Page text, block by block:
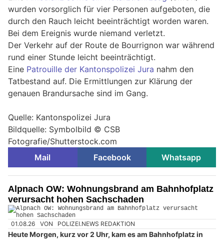
wurden vorsorglich für vier Personen aufgeboten, die
durch den Rauch leicht beeinträchtigt worden waren.
Bei dem Ereignis wurde niemand verletzt.
Der Verkehr auf der Route de Bourrignon war während
rund einer Stunde leicht beeinträchtigt.
Eine Patrouille der Kantonspolizei Jura nahm den
Tatbestand auf. Die Ermittlungen zur Klärung der
genauen Brandursache sind im Gang.
Quelle: Kantonspolizei Jura
Bildquelle: Symbolbild © CSB
Fotografie/Shutterstock.com
Mail
Facebook Whatsapp
Alpnach OW: Wohnungsbrand am Bahnhofplatz
verursacht hohen Sachschaden
01.08.26 VON POLIZEI.NEWS REDAKTION
Heute Morgen, kurz vor 2 Uhr, kam es am Bahnhofplatz in